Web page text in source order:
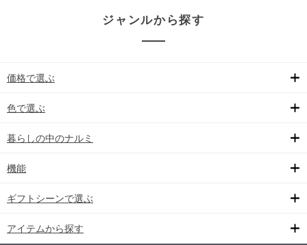
ジャンルから探す
価格で選ぶ
色で選ぶ
暮らしの中のナルミ
機能
ギフトシーンで選ぶ
アイテムから探す